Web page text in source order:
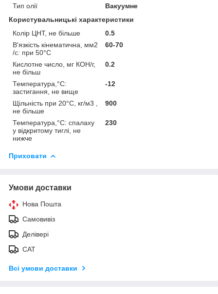
Тип олії
Вакуумне
Користувальницькі характеристики
Колір ЦНТ, не більше
0.5
В'язкість кінематична, мм2
/с: при 50°С
60-70
Кислотне число, мг КОН/г,
не більш
0.2
Температура,°С:
застигання, не вище
-12
Щільність при 20°С, кг/м3 ,
не більше
900
Температура,°С: спалаху
у відкритому тиглі, не
нижче
230
Приховати
Умови доставки
Нова Пошта
Самовивіз
Делівері
САТ
Всі умови доставки